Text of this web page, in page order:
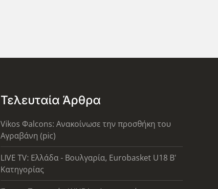
Τελευταία Άρθρα
Vikos Φalcons: Ανακοίνωσε την προσθήκη του
Αγραβάνη (pic)
LIVE TV: Ελλάδα - Βουλγαρία, Eurobasket U18 Β'
Κατηγορίας